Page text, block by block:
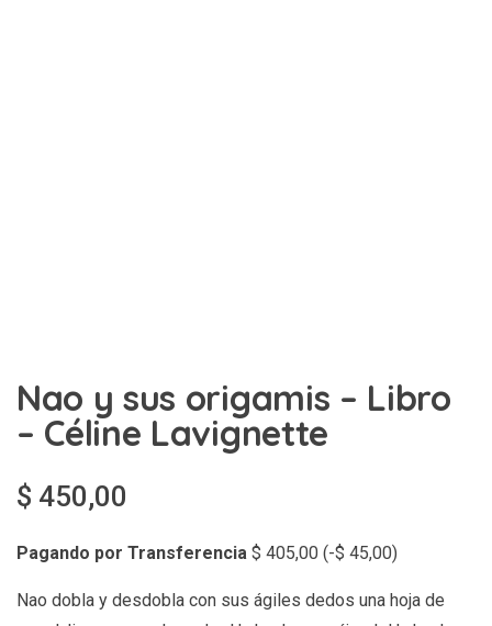
Nao y sus origamis – Libro
– Céline Lavignette
$ 450,00
Pagando por Transferencia $ 405,00 (-$ 45,00)
Nao dobla y desdobla con sus ágiles dedos una hoja de